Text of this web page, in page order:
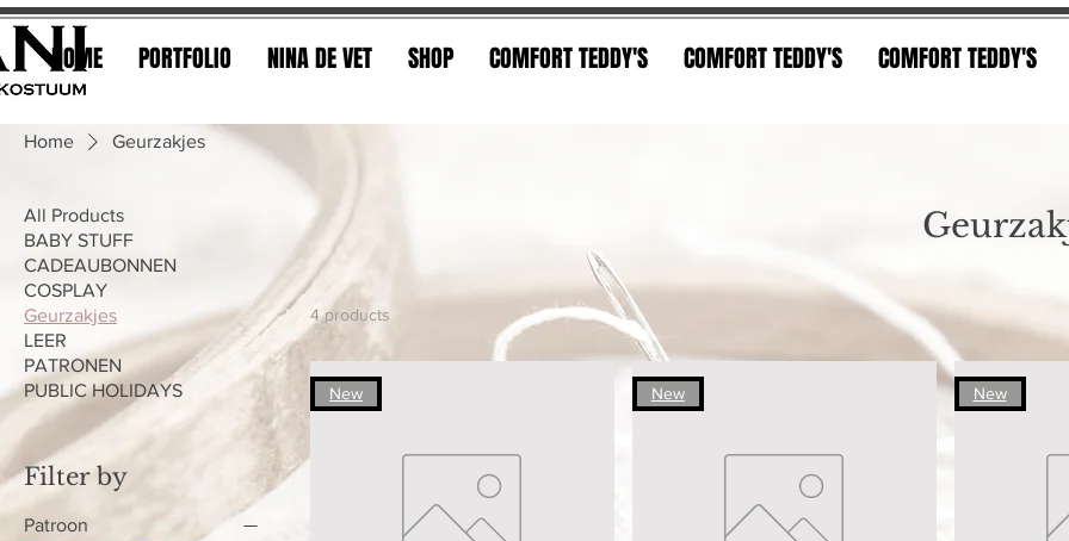
HOME PORTFOLIO NINA DE VET SHOP COMFORT TEDDY'S COMFORT TEDDY'S COMFORT TEDDY'S
Home Geurzakjes
All Products
BABY STUFF
CADEAUBONNEN
COSPLAY
Geurzakjes
LEER
PATRONEN
PUBLIC HOLIDAYS
Filter by
Patroon
4 products
New New New